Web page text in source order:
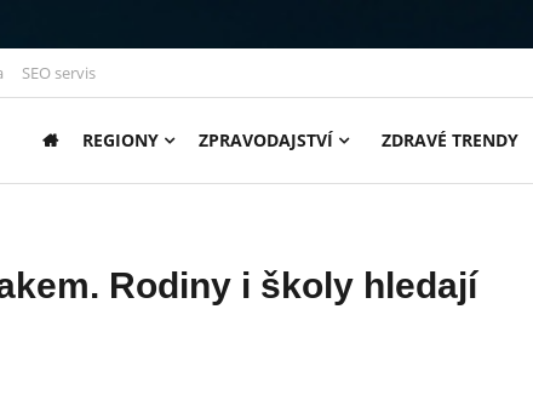
SEO servis
REGIONY ZPRAVODAJSTVÍ ZDRAVÉ TRENDY
Rodiny i školy hledají